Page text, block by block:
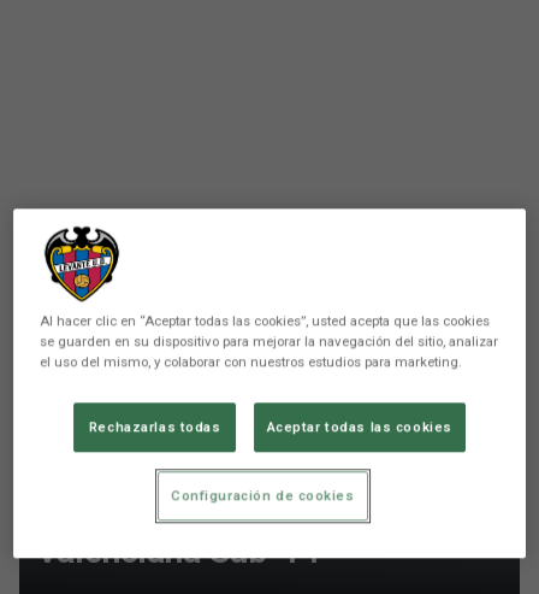
FÚTBOL BASE
Jugadores convocados para
ejercitarse con la Selección
valenciana Sub-14
Al hacer clic en “Aceptar todas las cookies”, usted acepta que las cookies
se guarden en su dispositivo para mejorar la navegación del sitio, analizar
el uso del mismo, y colaborar con nuestros estudios para marketing.
Rechazarlas todas Aceptar todas las cookies
Configuración de cookies